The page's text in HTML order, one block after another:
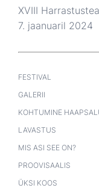
XVIII
7. jaanuaril 2024
FESTIVAL
GALERII
KOHTUMINE
LAVASTUS
MIS ASI SEE ON?
PROOVISAALIS
ÜKSI KOOS